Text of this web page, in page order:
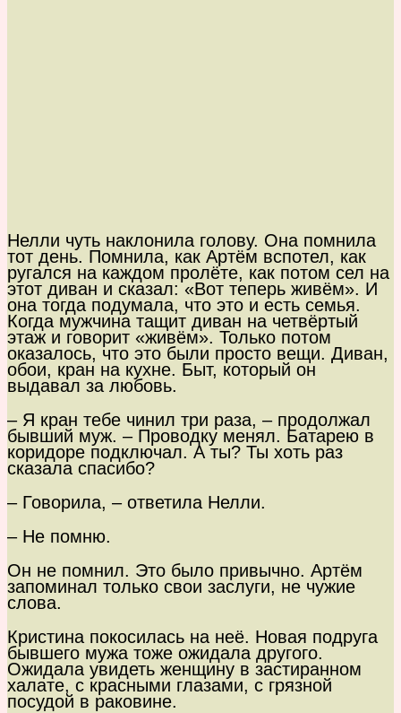
Нелли чуть наклонила голову. Она помнила
тот день. Помнила, как Артём вспотел, как
ругался на каждом пролёте, как потом сел на
этот диван и сказал: «Вот теперь живём». И
она тогда подумала, что это и есть семья.
Когда мужчина тащит диван на четвёртый
этаж и говорит «живём». Только потом
оказалось, что это были просто вещи. Диван,
обои, кран на кухне. Быт, который он
выдавал за любовь.
– Я кран тебе чинил три раза, – продолжал
бывший муж. – Проводку менял. Батарею в
коридоре подключал. А ты? Ты хоть раз
сказала спасибо?
– Говорила, – ответила Нелли.
– Не помню.
Он не помнил. Это было привычно. Артём
запоминал только свои заслуги, не чужие
слова.
Кристина покосилась на неё. Новая подруга
бывшего мужа тоже ожидала другого.
Ожидала увидеть женщину в застиранном
халате, с красными глазами, с грязной
посудой в раковине.